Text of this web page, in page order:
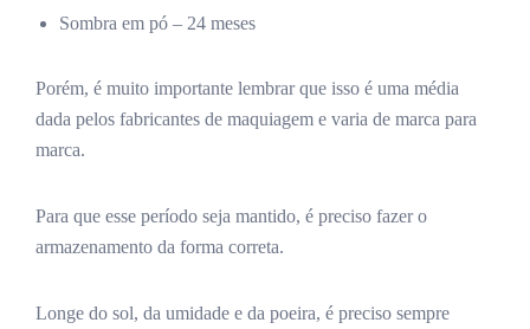
Sombra em pó – 24 meses
Porém, é muito importante lembrar que isso é uma média
dada pelos fabricantes de maquiagem e varia de marca para
marca.
Para que esse período seja mantido, é preciso fazer o
armazenamento da forma correta.
Longe do sol, da umidade e da poeira, é preciso sempre